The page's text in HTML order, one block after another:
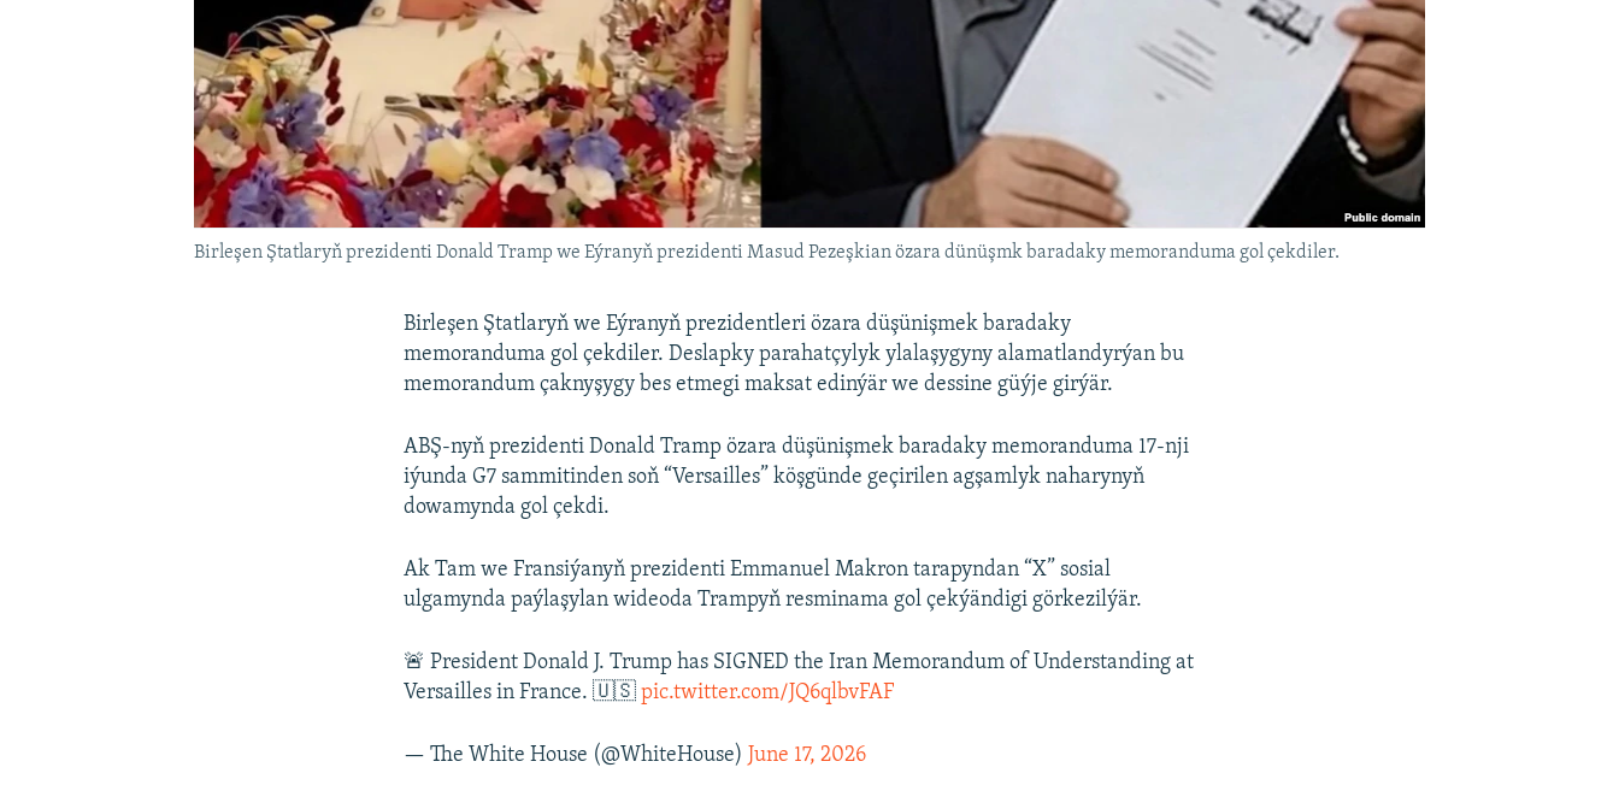
Birleşen Ştatlaryň prezidenti Donald Tramp we Eýranyň prezidenti Masud Pezeşkian özara dünüşmk baradaky memoranduma gol çekdiler.
Birleşen Ştatlaryň we Eýranyň prezidentleri özara düşünişmek baradaky
memoranduma gol çekdiler. Deslapky parahatçylyk ylalaşygyny alamatlandyrýan bu
memorandum çaknyşygy bes etmegi maksat edinýär we dessine güýje girýär.
ABŞ-nyň prezidenti Donald Tramp özara düşünişmek baradaky memoranduma 17-nji
iýunda G7 sammitinden soň “Versailles” köşgünde geçirilen agşamlyk naharynyň
dowamynda gol çekdi.
Ak Tam we Fransiýanyň prezidenti Emmanuel Makron tarapyndan “X” sosial
ulgamynda paýlaşylan wideoda Trampyň resminama gol çekýändigi görkezilýär.
🚨 President Donald J. Trump has SIGNED the Iran Memorandum of Understanding at
Versailles in France. 🇺🇸pic.twitter.com/JQ6qlbvFAF
— The White House (@WhiteHouse) June 17, 2026